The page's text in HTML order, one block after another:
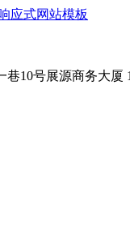
10号展源商务大厦